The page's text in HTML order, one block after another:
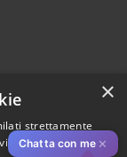
Chatta con me ✕
×
strettamente
del sito,